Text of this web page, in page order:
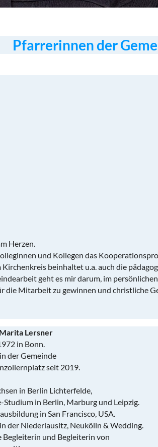
Pfarrerinnen der
Herzen.
und Kollegen das
beinhaltet u.a. auch die
geht es mir darum, im
die Mitarbeit zu gewinnen und christliche
Lersner
in Bonn.
der Gemeinde
seit 2019.
in Berlin Lichterfelde,
Studium in Berlin, Marburg und Leipzig.
in San Francisco, USA.
der Niederlausitz, Neukölln & Wedding.
Begleiterin und Begleiterin von